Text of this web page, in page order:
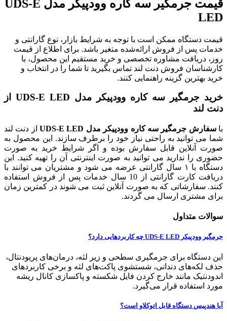
قیمت جرمگیر سه کاره وودپیکر مدل UDS-E
LED
قیمت دستگاه ممکن است با توجه به شرایط بازار، نوع گارانتی و
خدمات پس از فروش ارائه‌شده متغیر باشد. برای اطلاع از قیمت
روز، دریافت مشاوره تخصصی و خرید مستقیم این محصول، با
کارشناسان فروش دنت لند تماس بگیرید تا شما را در انتخاب و
خرید بهترین گزینه راهنمایی کنند.
خرید جرمگیر سه کاره وودپیکر مدل UDS-E LED از
دنت لند
باسفارش جرمگیر سه کاره وودپیکر مدل UDS-E LED
از دنت لند
شما می توانید به راحتی نیاز خود را برطرف سازند. این محصول به
صورت آنلاین قابل سفارش بوده و اگر شرایط خرید به صورت
حضوری را ندارید می‌ توانید به صورت اینترنتی آن را تهیه کنید. این
دستگاه با ۱ سال گارانتی عرضه می شود و مشتریان می توانند با
دریافت کارت گارانتی از 10 سال خدمات پس از فروش استفاده
کنند. سفارشاتی که به صورت آنلاین ثبت می شوند در کمترین زمان
برای مشتری ارسال می گردند.
سوالات متداول
جرمگیر وودپیکر UDS-E LED چه کاربردهایی دارد؟
این دستگاه برای جرمگیری سطحی و زیر لثه، درمان‌های پریودنتال،
حذف لکه‌های دندانی، شستشوی پاکت‌های لثه و برخی کاربردهای
اندودنتیک مانند خارج کردن فایل شکسته و پاکسازی کانال ریشه
مورد استفاده قرار می‌گیرد.
آیا هندپیس دستگاه قابل اتوکلاو است؟